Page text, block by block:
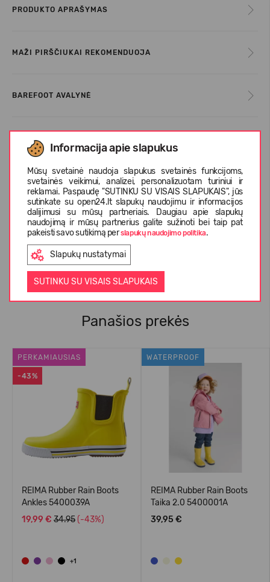
Informacija apie slapukus
Mūsų svetainė naudoja slapukus svetainės funkcijoms,
svetainės veikimui, analizei, personalizuotam turiniui ir
reklamai. Paspaudę "SUTINKU SU VISAIS SLAPUKAIS", jūs
sutinkate su open24.lt slapukų naudojimu ir informacijos
dalijimusi su mūsų partneriais. Daugiau apie slapukų
naudojimą ir mūsų partnerius galite sužinoti bei taip pat
pakeisti savo sutikimą perslapukų naudojimo politika.
Slapukų nustatymai
SUTINKU SU VISAIS SLAPUKAIS
PRODUKTO APRAŠYMAS
MAŽI PIRŠČIUKAI REKOMENDUOJA
BAREFOOT AVALYNĖ
DYDŽIŲ LENTELĖ
PRIEŽIŪROS INFORMACIJA
APIE REIMA
KLIENTŲ ATSILIEPIMAI (1)
Panašios prekės
-43%
PERKAMIAUSIAS
REIMA Rubber Rain Boots
Ankles 5400039A
19,99 € 34.95 (-43%)
+1
WATERPROOF
REIMA Rubber Rain Boots
Taika 2.0 5400001A
39,95 €